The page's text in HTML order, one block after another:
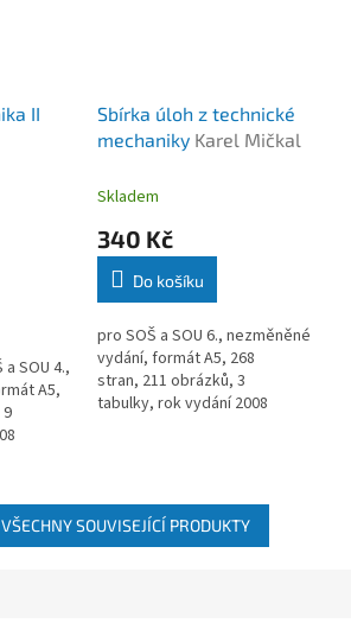
II
SOU 4.,
A5,
Sbírka úloh z technické
mechaniky Karel Mičkal
Skladem
340 Kč
Do košíku
pro SOŠ a SOU 6., nezměněné
vydání, formát A5, 268
stran, 211 obrázků, 3
tabulky, rok vydání 2008
SOUVISEJÍCÍ PRODUKTY